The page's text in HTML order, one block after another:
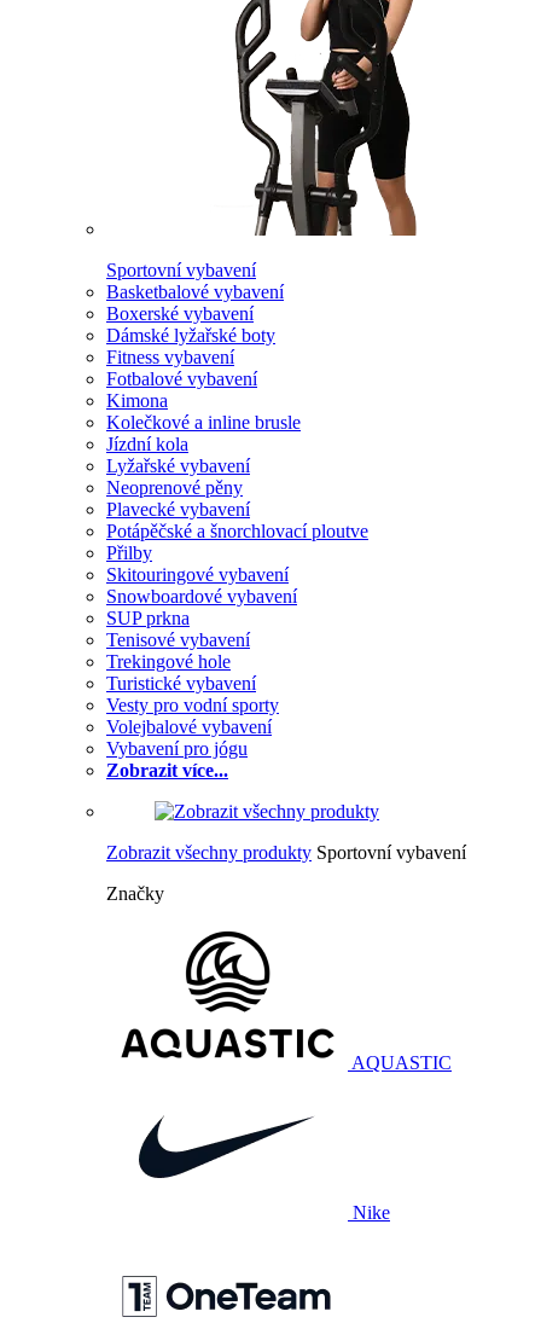
Sportovní vybavení
Basketbalové vybavení
Boxerské vybavení
Dámské lyžařské boty
Fitness vybavení
Fotbalové vybavení
Kimona
Kolečkové a inline brusle
Jízdní kola
Lyžařské vybavení
Neoprenové pěny
Plavecké vybavení
Potápěčské a šnorchlovací ploutve
Přilby
Skitouringové vybavení
Snowboardové vybavení
SUP prkna
Tenisové vybavení
Trekingové hole
Turistické vybavení
Vesty pro vodní sporty
Volejbalové vybavení
Vybavení pro jógu
Zobrazit více...
Zobrazit všechny produkty Sportovní vybavení
Značky
AQUASTIC
Nike